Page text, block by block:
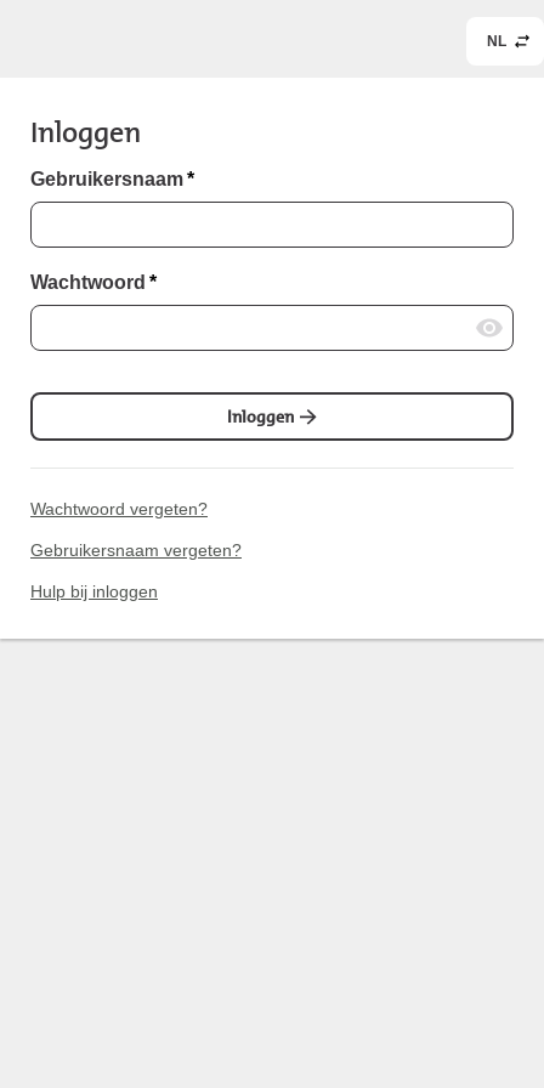
NL
Inloggen
Gebruikersnaam*
Wachtwoord *
Inloggen
Wachtwoord vergeten?
Gebruikersnaam vergeten?
Hulp bij inloggen